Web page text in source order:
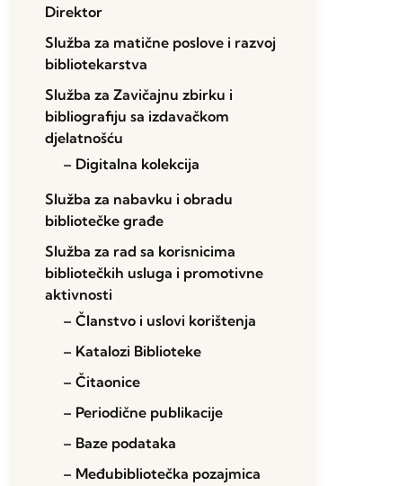
Direktor
Služba za matične poslove i razvoj
bibliotekarstva
Služba za Zavičajnu zbirku i
bibliografiju sa izdavačkom
djelatnošću
– Digitalna kolekcija
Služba za nabavku i obradu
bibliotečke građe
Služba za rad sa korisnicima
bibliotečkih usluga i promotivne
aktivnosti
– Članstvo i uslovi korištenja
– Katalozi Biblioteke
– Čitaonice
– Periodične publikacije
– Baze podataka
– Međubibliotečka pozajmica